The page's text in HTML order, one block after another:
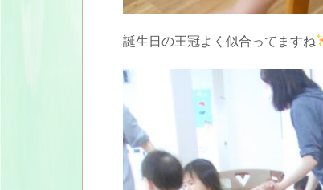
誕生日の王冠よく似合ってますね